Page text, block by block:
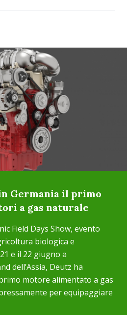
Germania il primo
a gas naturale
Field Days Show, evento
biologica e
e il 22 giugno a
dell’Assia, Deutz ha
motore alimentato a gas
per equipaggiare